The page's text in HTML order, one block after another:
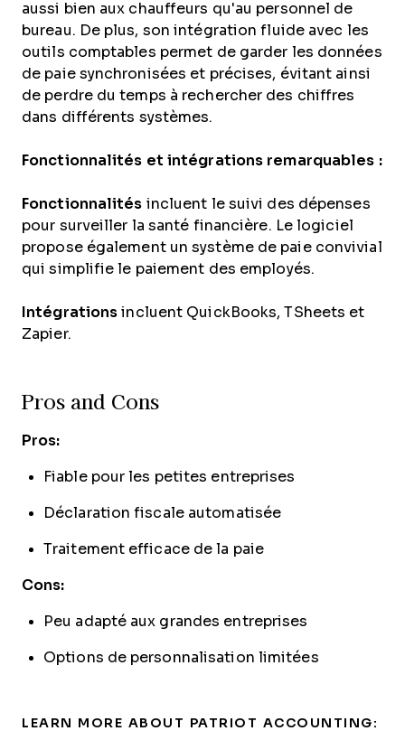
aussi bien aux chauffeurs qu'au personnel de
bureau. De plus, son intégration fluide avec les
outils comptables permet de garder les données
de paie synchronisées et précises, évitant ainsi
de perdre du temps à rechercher des chiffres
dans différents systèmes.
Fonctionnalités et intégrations remarquables :
Fonctionnalités incluent le suivi des dépenses
pour surveiller la santé financière. Le logiciel
propose également un système de paie convivial
qui simplifie le paiement des employés.
Intégrations incluent QuickBooks, TSheets et
Zapier.
Pros and Cons
Pros:
Fiable pour les petites entreprises
Déclaration fiscale automatisée
Traitement efficace de la paie
Cons:
Peu adapté aux grandes entreprises
Options de personnalisation limitées
LEARN MORE ABOUT PATRIOT ACCOUNTING: